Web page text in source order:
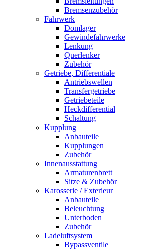
Bremsenzubehör
Fahrwerk
Domlager
Gewindefahrwerke
Lenkung
Querlenker
Zubehör
Getriebe, Differentiale
Antriebswellen
Transfergetriebe
Getriebeteile
Heckdifferential
Schaltung
Kupplung
Anbauteile
Kupplungen
Zubehör
Innenausstattung
Armaturenbrett
Sitze & Zubehör
Karosserie / Exterieur
Anbauteile
Beleuchtung
Unterboden
Zubehör
Ladeluftsystem
Bypassventile